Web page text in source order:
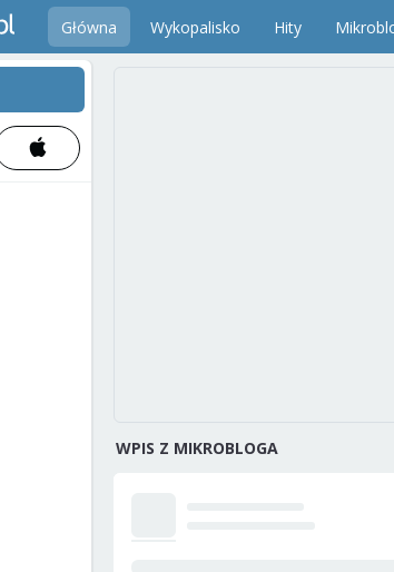
Główna Wykopalisko Hity
WPIS Z MIKROBLOGA